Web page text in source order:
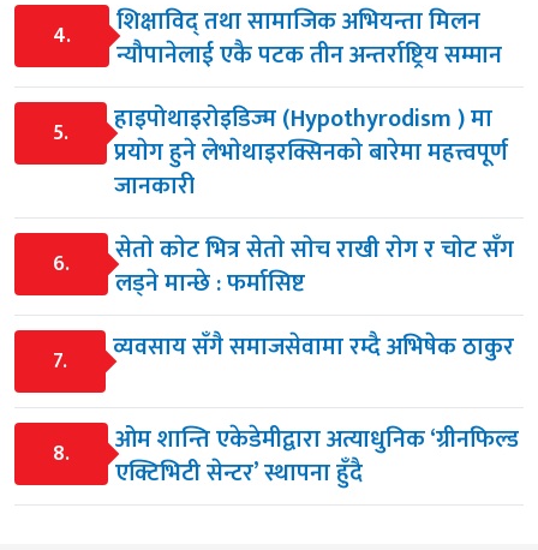
4.
शिक्षाविद् तथा सामाजिक अभियन्ता मिलन
न्यौपानेलाई एकै पटक तीन अन्तर्राष्ट्रिय सम्मान
5.
हाइपोथाइरोइडिज्म (Hypothyrodism ) मा
प्रयाेग हुने लेभाेथाइरक्सिनकाे बारेमा महत्त्वपूर्ण
जानकारी
6.
सेताे काेट भित्र सेताे साेच राखी राेग र चाेट सँग
लड्ने मान्छे : फर्मासिष्ट
7. व्यवसाय सँगै समाजसेवामा रम्दै अभिषेक ठाकुर
8.
ओम शान्ति एकेडेमीद्वारा अत्याधुनिक ‘ग्रीनफिल्ड
एक्टिभिटी सेन्टर’ स्थापना हुँदै